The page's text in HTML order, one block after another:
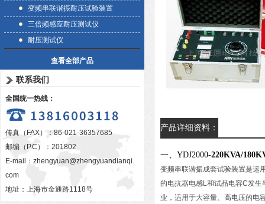
变频串联谐振耐压试验装置
三倍频感应耐压测试仪
耐压测试仪
查看全部产品
联系我们
全国统一热线：
传真（FAX）：86-021-36357685
邮编（P.C）：201802
E-mail： zhengyuan@zhengyuandianqi.
com
地址：上海市金通路1118号
产品详细资料：
一、YDJ2000-220KVA/
变频串联谐振成套试验装置是运
的电抗器电感L和试品电容C发
业，适用于大容量、高电压的电